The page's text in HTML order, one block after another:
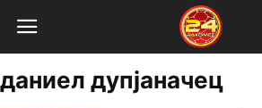
даниел дупјаначец